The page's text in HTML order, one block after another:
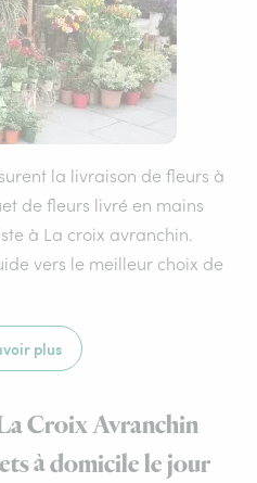
la livraison de fleurs à
de fleurs livré en mains
à La croix avranchin.
vers le meilleur choix de
plus
Croix Avranchin
à domicile le jour